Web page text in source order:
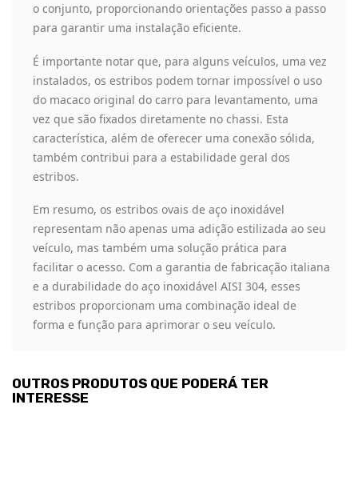
o conjunto, proporcionando orientações passo a passo
para garantir uma instalação eficiente.
É importante notar que, para alguns veículos, uma vez
instalados, os estribos podem tornar impossível o uso
do macaco original do carro para levantamento, uma
vez que são fixados diretamente no chassi. Esta
característica, além de oferecer uma conexão sólida,
também contribui para a estabilidade geral dos
estribos.
Em resumo, os estribos ovais de aço inoxidável
representam não apenas uma adição estilizada ao seu
veículo, mas também uma solução prática para
facilitar o acesso. Com a garantia de fabricação italiana
e a durabilidade do aço inoxidável AISI 304, esses
estribos proporcionam uma combinação ideal de
forma e função para aprimorar o seu veículo.
OUTROS PRODUTOS QUE PODERÁ TER
INTERESSE